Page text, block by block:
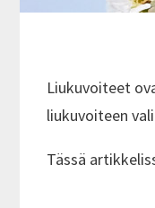
Liukuvoiteet
liukuvoiteen
Tässä